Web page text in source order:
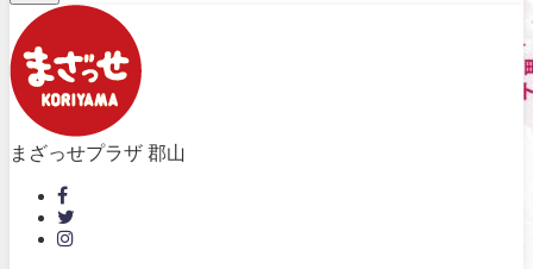
まざっせプラザ 郡山